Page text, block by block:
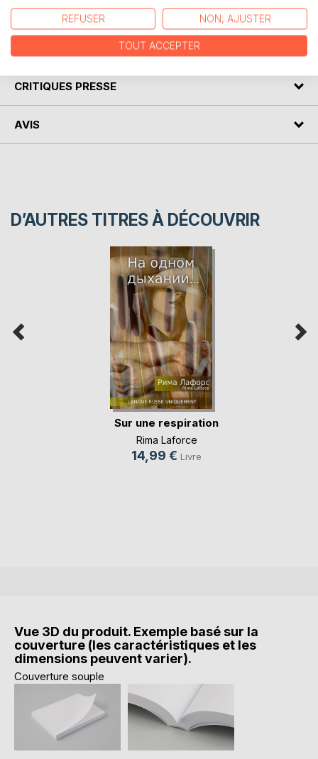
vivre!».
CRITIQUES PRESSE
AVIS
D’AUTRES TITRES À DÉCOUVRIR
Sur une respiration
Rima Laforce
14,99 € Livre
Vue 3D du produit. Exemple basé sur la
couverture (les caractéristiques et les
dimensions peuvent varier).
Couverture souple
REFUSER NON, AJUSTER
TOUT ACCEPTER